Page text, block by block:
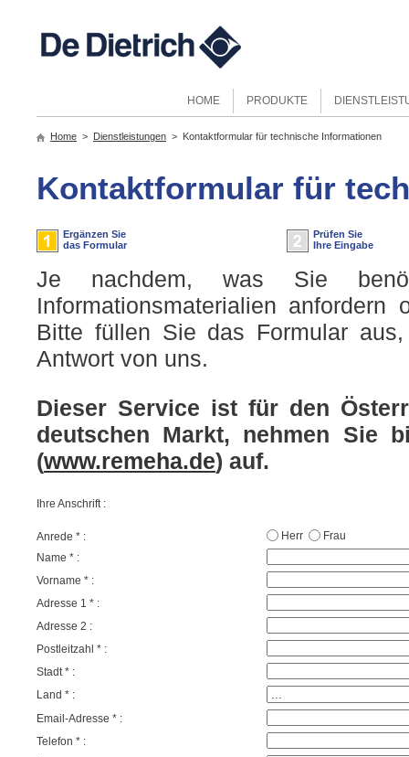
HOME PRODUKTE
Home > Dienstleistungen > Kontaktformular für technische Informationen
Kontaktformular für
Ergänzen Sie
das Formular
Prüfen Sie
Ihre Eingabe
Je nachdem, was Sie
Informationsmaterialien
Bitte füllen Sie das Formular
Antwort von uns.
Dieser Service ist für den
deutschen Markt, nehmen Sie
(www.remeha.de) auf.
Ihre Anschrift :
Anrede * : Herr
Frau
Name * :
Vorname * :
Adresse 1 * :
Adresse 2 :
Postleitzahl * :
Stadt * :
Land * :
Email-Adresse * :
Telefon * :